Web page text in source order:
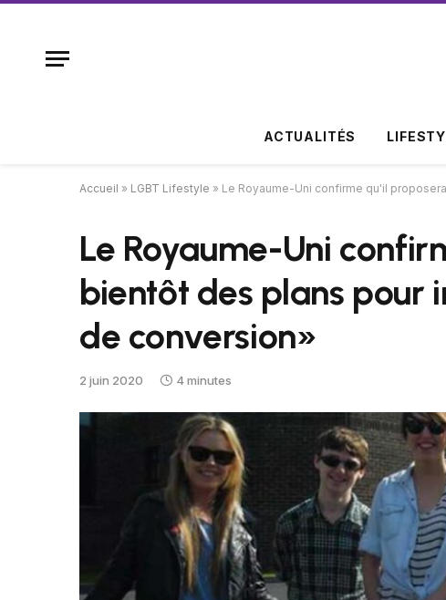
ACTUALITÉS
Accueil » LGBT Lifestyle » Le Royaume-Uni confirme qu'il
Le Royaume-Uni
bientôt des plans pour
de conversion»
2 juin 2020 4 minutes